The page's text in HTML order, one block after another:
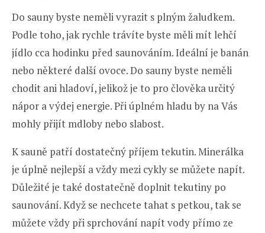
Do sauny byste neměli vyrazit s plným žaludkem.
Podle toho, jak rychle trávíte byste měli mít lehčí
jídlo cca hodinku před saunováním. Ideální je banán
nebo některé další ovoce. Do sauny byste neměli
chodit ani hladoví, jelikož je to pro člověka určitý
nápor a výdej energie. Při úplném hladu by na Vás
mohly přijít mdloby nebo slabost.
K sauně patří dostatečný příjem tekutin. Minerálka
je úplně nejlepší a vždy mezi cykly se můžete napít.
Důležité je také dostatečně doplnit tekutiny po
saunování. Když se nechcete tahat s petkou, tak se
můžete vždy při sprchování napít vody přímo ze